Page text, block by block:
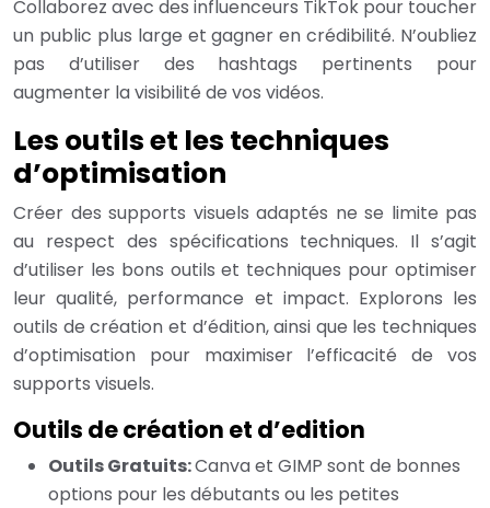
Collaborez avec des influenceurs TikTok pour toucher
un public plus large et gagner en crédibilité. N’oubliez
pas d’utiliser des hashtags pertinents pour
augmenter la visibilité de vos vidéos.
Les outils et les techniques
d’optimisation
Créer des supports visuels adaptés ne se limite pas
au respect des spécifications techniques. Il s’agit
d’utiliser les bons outils et techniques pour optimiser
leur qualité, performance et impact. Explorons les
outils de création et d’édition, ainsi que les techniques
d’optimisation pour maximiser l’efficacité de vos
supports visuels.
Outils de création et d’edition
Outils Gratuits:Canva et GIMP sont de bonnes
options pour les débutants ou les petites